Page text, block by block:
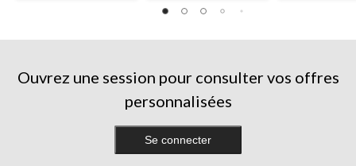
Ouvrez une session pour consulter vos offres
personnalisées
Se connecter